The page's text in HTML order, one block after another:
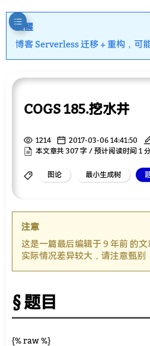
提醒
博客 Serverless 迁移 + 重构，可
COGS 185.挖水井
1214 2017-03-06 14:41:50
本文章共 307 字 / 预计阅读时间 1
图论 最小生成树
注意
这是一篇最后编辑于 9 年前 的
实际情况差异较大，请注意甄别
题目
{% raw %}